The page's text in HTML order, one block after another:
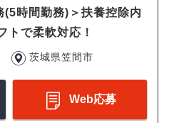
(5時間勤務)＞扶養控除内
トで柔軟対応！
茨城県笠間市
Web応募